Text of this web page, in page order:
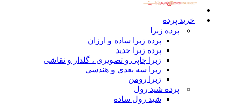
خرید پرده
پرده زبرا
پرده زبرا ساده و ارزان
پرده زبرا جدید
زبرا چاپی و تصویری ، گلدار و نقاشی
زبرا سه بعدی و هندسی
زبرا رومن
پرده شید رول
شید رول ساده